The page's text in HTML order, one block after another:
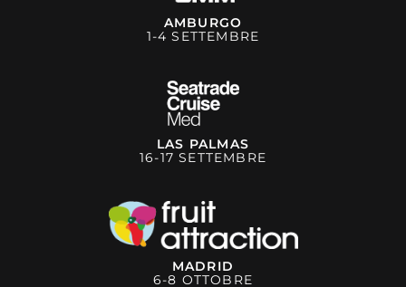
AMBURGO
1-4 SETTEMBRE
LAS PALMAS
16-17 SETTEMBRE
MADRID
6-8 OTTOBRE